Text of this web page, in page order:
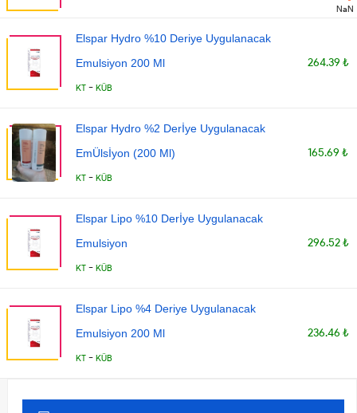
Elspar Hydro %10 Deriye Uygulanacak
Emulsiyon 200 Ml
KT - KÜB
264.39 ₺
Elspar Hydro %2 Derİye Uygulanacak
EmÜlsİyon (200 Ml)
KT - KÜB
165.69 ₺
Elspar Lipo %10 Derİye Uygulanacak
Emulsiyon
KT - KÜB
296.52 ₺
Elspar Lipo %4 Deriye Uygulanacak
Emulsiyon 200 Ml
KT - KÜB
236.46 ₺
NaN